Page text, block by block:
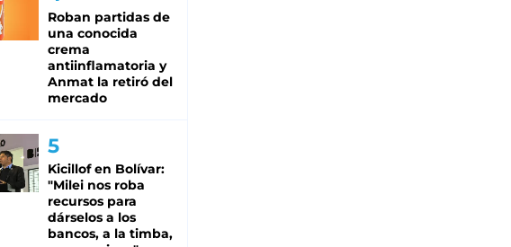
Roban partidas de
una conocida
crema
antiinflamatoria y
Anmat la retiró del
mercado
Kicillof en Bolívar:
"Milei nos roba
recursos para
dárselos a los
bancos, a la timba,